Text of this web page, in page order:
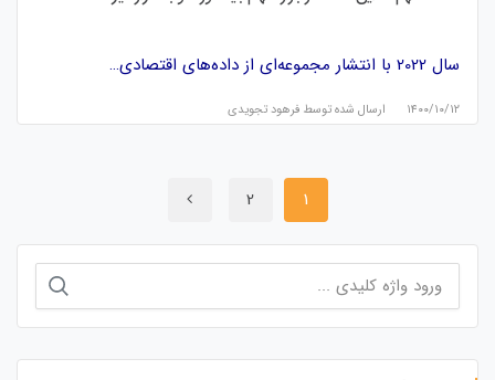
سال 2022 با انتشار مجموعه‌ای از داده‌های اقتصادی…
۱۴۰۰/۱۰/۱۲ ارسال شده توسط فرهود تجویدی
1
2
برای: